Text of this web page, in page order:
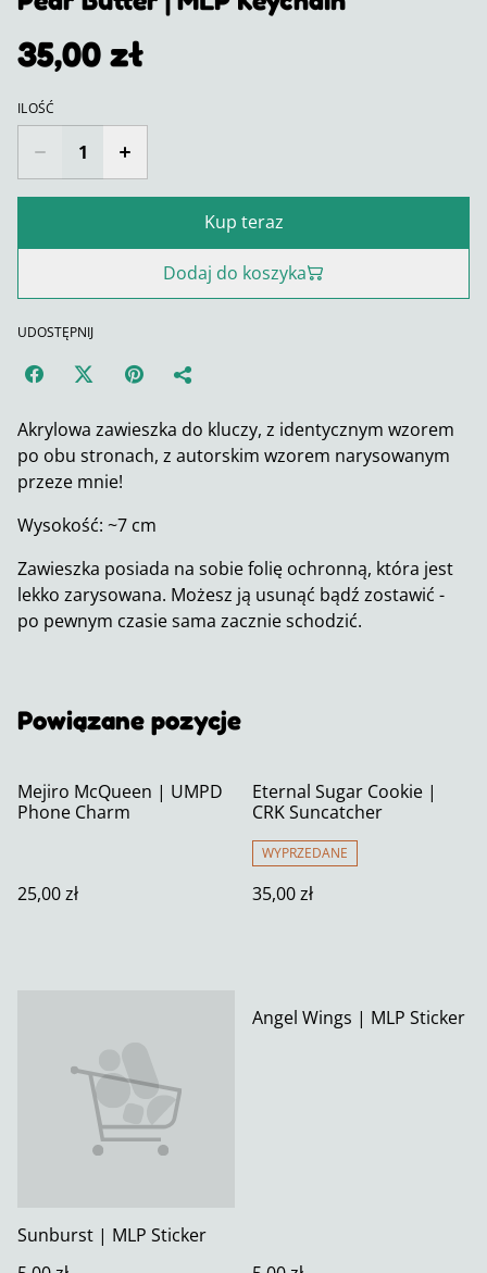
35,00 zł
ILOŚĆ
Kup teraz
Dodaj do koszyka
UDOSTĘPNIJ
Akrylowa zawieszka do kluczy, z identycznym wzorem
po obu stronach, z autorskim wzorem narysowanym
przeze mnie!
Wysokość: ~7 cm
Zawieszka posiada na sobie folię ochronną, która jest
lekko zarysowana. Możesz ją usunąć bądź zostawić -
po pewnym czasie sama zacznie schodzić.
Powiązane pozycje
Mejiro McQueen | UMPD
Phone Charm
25,00 zł
Eternal Sugar Cookie |
CRK Suncatcher
WYPRZEDANE
35,00 zł
Sunburst | MLP Sticker
Angel Wings | MLP Sticker